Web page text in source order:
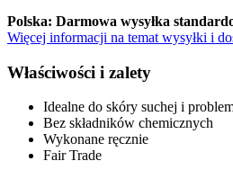
Polska: Darmowa wysyłka
Więcej informacji na temat wysyłki i
Właściwości i zalety
Idealne do skóry suchej i
Bez składników chemicznych
Wykonane ręcznie
Fair Trade